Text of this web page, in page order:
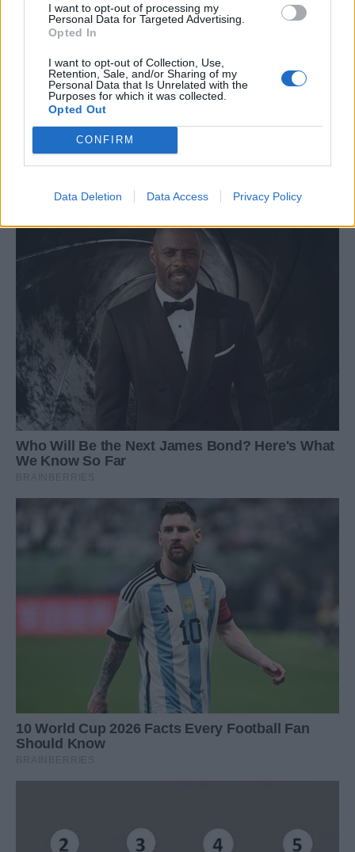
I want to opt-out of processing my
Personal Data for Targeted Advertising.
Opted In
I want to opt-out of Collection, Use,
Retention, Sale, and/or Sharing of my
Personal Data that Is Unrelated with the
Purposes for which it was collected.
Opted Out
CONFIRM
Data Deletion Data Access Privacy Policy